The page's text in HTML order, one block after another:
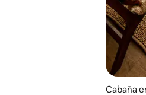
Cabaña